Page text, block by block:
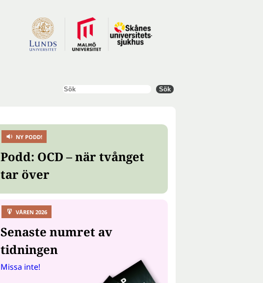
Sök Sök
NY PODD!
Podd: OCD – när tvånget
tar över
VÅREN 2026
Senaste numret av
tidningen
Missa inte!